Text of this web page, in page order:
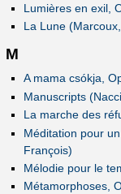
Lumières en exil,
La Lune
M
A mama csókja,
Manuscripts
La marche des
Méditation pour
François)
Mélodie pour le
Métamorphoses,